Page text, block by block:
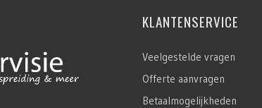
KLANTENSERVICE
Veelgestelde vragen
Offerte aanvragen
Betaalmogelijkheden